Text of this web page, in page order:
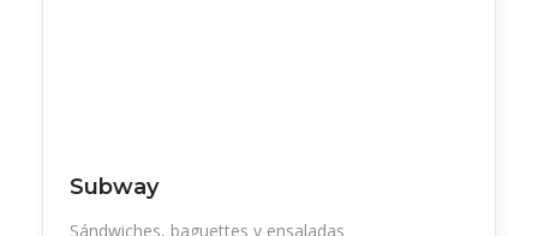
Subway
Sándwiches, baguettes y ensaladas